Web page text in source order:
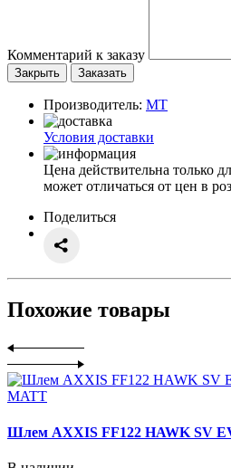
Комментарий к заказу
Закрыть Заказать
Производитель: MT
Условия доставки
Цена действительна только
может отличаться от цен в
Поделиться
Похожие товары
Шлем AXXIS FF122 HAWK SV